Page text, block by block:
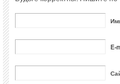
E-